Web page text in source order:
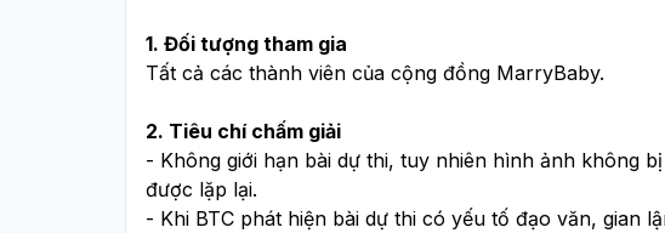
1. Đối tượng tham gia
Tất cả các thành viên của cộng đồng MarryBaby.
2. Tiêu chí chấm giải
- Không giới hạn bài dự thi, tuy nhiên hình ảnh không
được lặp lại.
- Khi BTC phát hiện bài dự thi có yếu tố đạo văn, gian